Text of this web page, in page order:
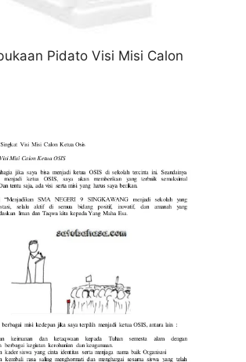
Pidato Visi Misi Calon